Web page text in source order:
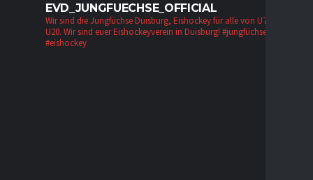
EVD_JUNGFUECHSE_OFFICIAL
Wir sind die Jungfüchse Duisburg, Eishockey für alle von U7 bis zur
U20. Wir sind euer Eishockeyverein in Duisburg! #jungfüchse #evd
#eishockey